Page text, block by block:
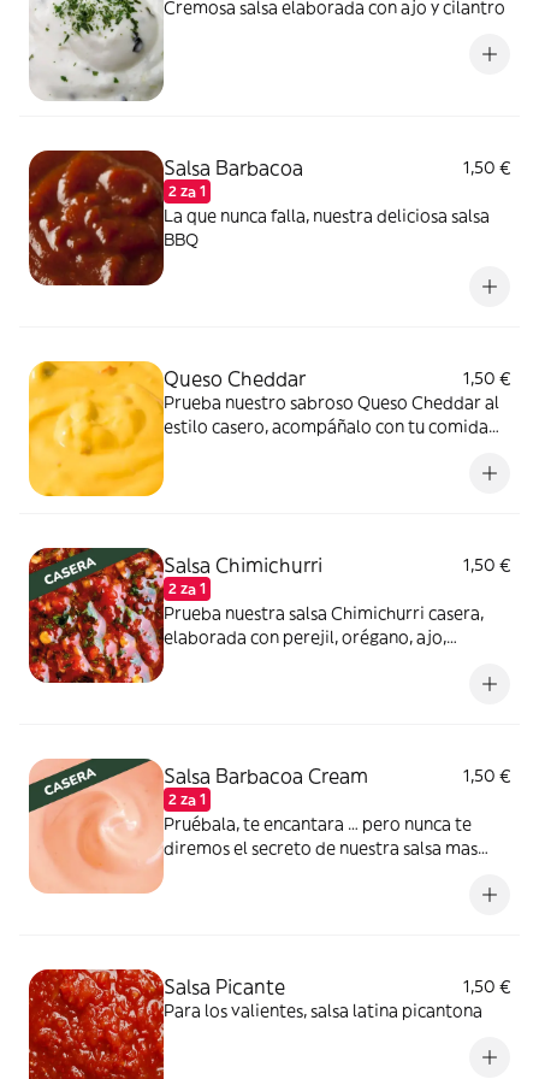
Cremosa salsa elaborada con ajo y cilantro
Salsa Barbacoa
2 za 1
1,50 €
La que nunca falla, nuestra deliciosa salsa
BBQ
Queso Cheddar
1,50 €
Prueba nuestro sabroso Queso Cheddar al
estilo casero, acompáñalo con tu comida
Salsa Chimichurri
2 za 1
1,50 €
Prueba nuestra salsa Chimichurri casera,
elaborada con perejil, orégano, ajo,
Salsa Barbacoa Cream
2 za 1
1,50 €
Pruébala, te encantara … pero nunca te
diremos el secreto de nuestra salsa mas
Salsa Picante
1,50 €
Para los valientes, salsa latina picantona